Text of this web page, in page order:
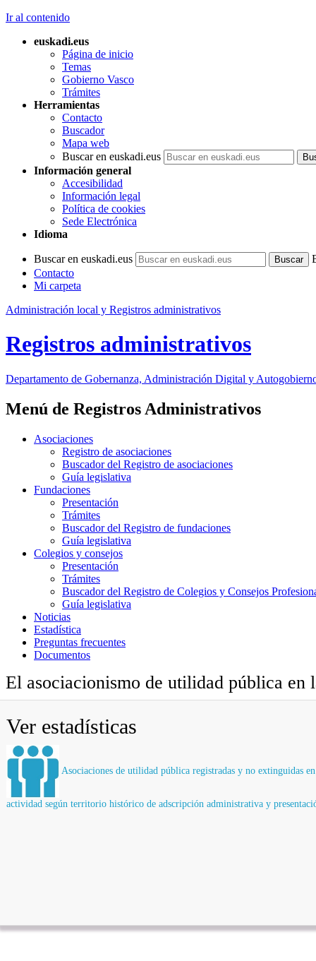
Ir al contenido
euskadi.eus
Página de inicio
Temas
Gobierno Vasco
Trámites
Herramientas
Contacto
Buscador
Mapa web
Buscar en euskadi.eus
Información general
Accesibilidad
Información legal
Política de cookies
Sede Electrónica
Idioma
Buscar en euskadi.eus
Contacto
Mi carpeta
Administración local y Registros administrativos
Registros administrativos
Departamento de Gobernanza, Administración Digital y
Menú de Registros Administrativos
Asociaciones
Registro de asociaciones
Buscador del Registro de asociaciones
Guía legislativa
Fundaciones
Presentación
Trámites
Buscador del Registro de fundaciones
Guía legislativa
Colegios y consejos
Presentación
Trámites
Buscador del Registro de Colegios y Consejos
Guía legislativa
Noticias
Estadística
Preguntas frecuentes
Documentos
El asociacionismo de utilidad pública en
Ver estadísticas
Asociaciones de utilidad pública registradas y no extinguidas
actividad según territorio histórico de adscripción administrativa y